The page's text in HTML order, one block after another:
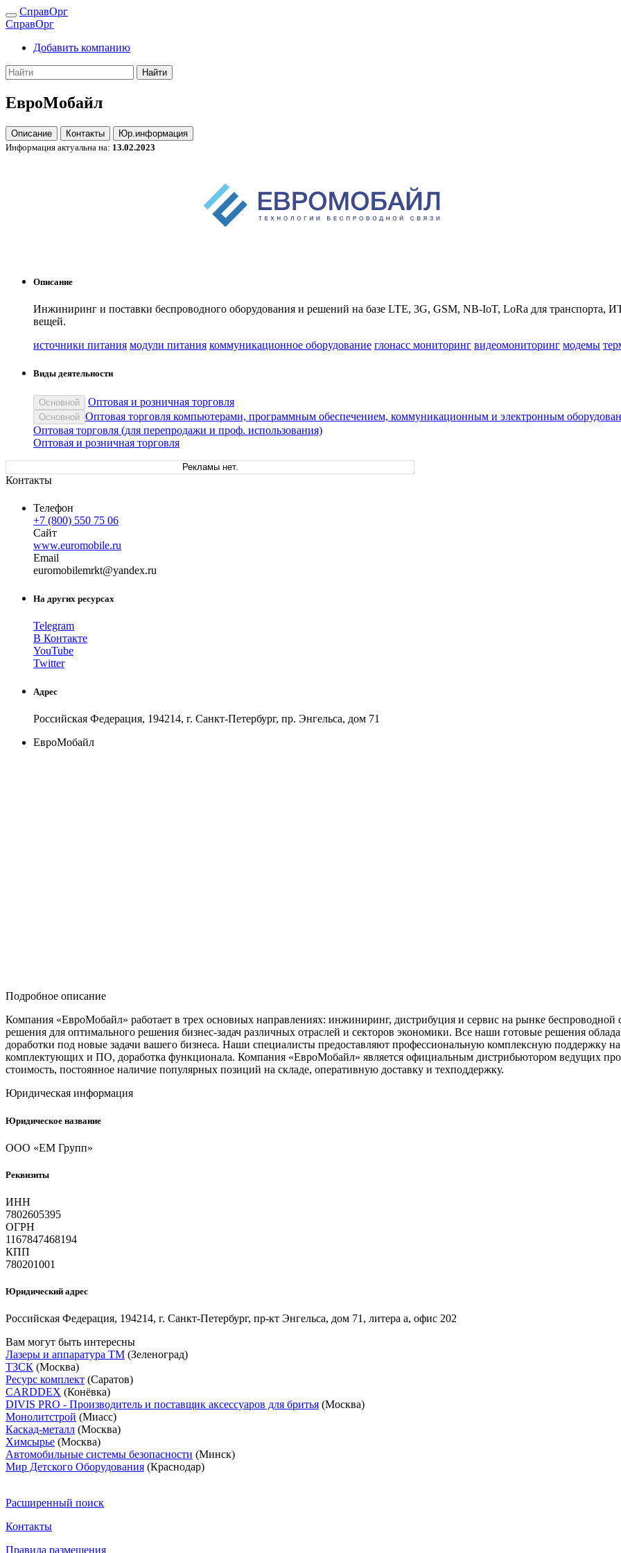
СправОрг
СправОрг
Добавить компанию
Найти
ЕвроМобайл
Описание Контакты
Юр.информация
Информация актуальна на: 13.02.2023
Описание
Инжиниринг и поставки беспроводного оборудования и решений на базе LTE, 3G, GSM, NB-IoT, LoRa для транспорта,
вещей.
источники питания модули питания коммуникационное оборудование глонасс мониторинг видеомониторинг модемы
Виды деятельности
Основной Оптовая и розничная торговля
Основной Оптовая торговля компьютерами, программным обеспечением, коммуникационным и электронным
Оптовая торговля (для перепродажи и проф. использования)
Оптовая и розничная торговля
Рекламы нет.
Контакты
Телефон
+7 (800) 550 75 06
Сайт
www.euromobile.ru
Email
euromobilemrkt@yandex.ru
На других ресурсах
Telegram
В Контакте
YouTube
Twitter
Адрес
Российская Федерация, 194214, г. Санкт-Петербург, пр. Энгельса, дом 71
ЕвроМобайл
Подробное описание
Компания «ЕвроМобайл» работает в трех основных направлениях: инжиниринг, дистрибуция и сервис на рынке
решения для оптимального решения бизнес-задач различных отраслей и секторов экономики. Все наши готовые решения
доработки под новые задачи вашего бизнеса. Наши специалисты предоставляют профессиональную комплексную поддержку
комплектующих и ПО, доработка функционала. Компания «ЕвроМобайл» является официальным дистрибьютором ведущих
стоимость, постоянное наличие популярных позиций на складе, оперативную доставку и техподдержку.
Юридическая информация
Юридическое название
ООО «ЕМ Групп»
Реквизиты
ИНН
7802605395
ОГРН
1167847468194
КПП
780201001
Юридический адрес
Российская Федерация, 194214, г. Санкт-Петербург, пр-кт Энгельса, дом 71, литера а, офис 202
Вам могут быть интересны
Лазеры и аппаратура ТМ (Зеленоград)
ТЗСК (Москва)
Ресурс комплект (Саратов)
CARDDEX (Конёвка)
DIVIS PRO - Производитель и поставщик аксессуаров для бритья (Москва)
Монолитстрой (Миасс)
Каскад-металл (Москва)
Химсырье (Москва)
Автомобильные системы безопасности (Минск)
Мир Детского Оборудования (Краснодар)
Расширенный поиск
Контакты
Правила размещения